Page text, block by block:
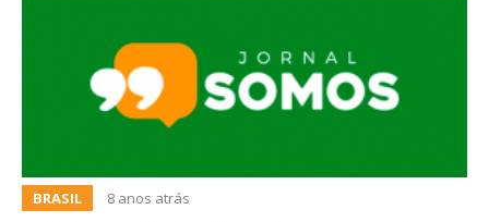
BRASIL 8 anos atrás